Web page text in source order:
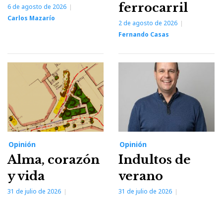
6 de agosto de 2026
Carlos Mazarío
ferrocarril
2 de agosto de 2026
Fernando Casas
Opinión
Alma, corazón
y vida
31 de julio de 2026
Opinión
Indultos de
verano
31 de julio de 2026